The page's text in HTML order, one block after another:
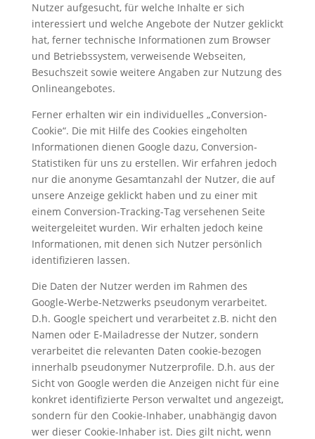
Nutzer aufgesucht, für welche Inhalte er sich
interessiert und welche Angebote der Nutzer geklickt
hat, ferner technische Informationen zum Browser
und Betriebssystem, verweisende Webseiten,
Besuchszeit sowie weitere Angaben zur Nutzung des
Onlineangebotes.
Ferner erhalten wir ein individuelles „Conversion-
Cookie“. Die mit Hilfe des Cookies eingeholten
Informationen dienen Google dazu, Conversion-
Statistiken für uns zu erstellen. Wir erfahren jedoch
nur die anonyme Gesamtanzahl der Nutzer, die auf
unsere Anzeige geklickt haben und zu einer mit
einem Conversion-Tracking-Tag versehenen Seite
weitergeleitet wurden. Wir erhalten jedoch keine
Informationen, mit denen sich Nutzer persönlich
identifizieren lassen.
Die Daten der Nutzer werden im Rahmen des
Google-Werbe-Netzwerks pseudonym verarbeitet.
D.h. Google speichert und verarbeitet z.B. nicht den
Namen oder E-Mailadresse der Nutzer, sondern
verarbeitet die relevanten Daten cookie-bezogen
innerhalb pseudonymer Nutzerprofile. D.h. aus der
Sicht von Google werden die Anzeigen nicht für eine
konkret identifizierte Person verwaltet und angezeigt,
sondern für den Cookie-Inhaber, unabhängig davon
wer dieser Cookie-Inhaber ist. Dies gilt nicht, wenn